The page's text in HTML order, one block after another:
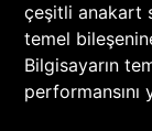
çeşitli anakart
temel
Bilgisayarın
performansını